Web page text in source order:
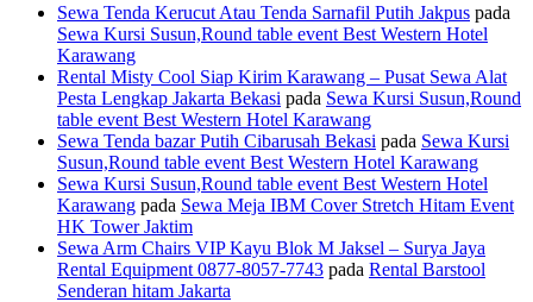
Sewa Tenda Kerucut Atau Tenda Sarnafil Putih Jakpus pada
Sewa Kursi Susun,Round table event Best Western Hotel
Karawang
Rental Misty Cool Siap Kirim Karawang – Pusat Sewa Alat
Pesta Lengkap Jakarta Bekasi pada Sewa Kursi Susun,Round
table event Best Western Hotel Karawang
Sewa Tenda bazar Putih Cibarusah Bekasi pada Sewa Kursi
Susun,Round table event Best Western Hotel Karawang
Sewa Kursi Susun,Round table event Best Western Hotel
Karawang pada Sewa Meja IBM Cover Stretch Hitam Event
HK Tower Jaktim
Sewa Arm Chairs VIP Kayu Blok M Jaksel – Surya Jaya
Rental Equipment 0877-8057-7743 pada Rental Barstool
Senderan hitam Jakarta